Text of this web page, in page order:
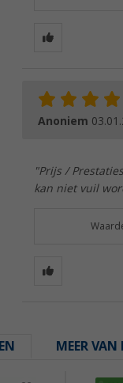
Anoniem
"Prijs /
kan niet vuil
MEER